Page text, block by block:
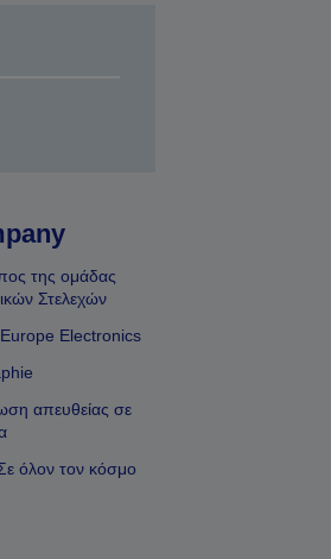
της ομάδας
Στελεχών
Electronics
απευθείας σε
όλον τον κόσμο